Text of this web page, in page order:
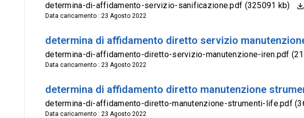
determina-di-affidamento-servizio-sanificazione.pdf (325091 kb)
Data caricamento : 23 Agosto 2022
determina di affidamento diretto servizio
determina-di-affidamento-diretto-servizio-manutenzione-iren.pdf
Data caricamento : 23 Agosto 2022
determina di affidamento diretto manutenzione
determina-di-affidamento-diretto-manutenzione-strumenti-life.pdf
Data caricamento : 23 Agosto 2022